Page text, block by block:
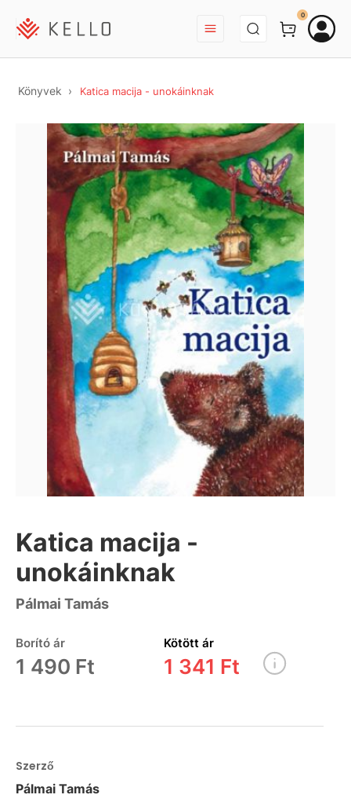
BEJELENTKEZÉS
0
Könyvek Katica macija - unokáinknak
Katica macija -
unokáinknak
Pálmai Tamás
Borító ár
1 490 Ft
Kötött ár
1 341 Ft
Szerző
Pálmai Tamás